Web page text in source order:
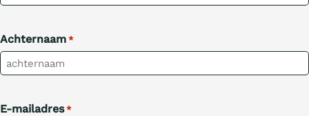
Achternaam *
E-mailadres *